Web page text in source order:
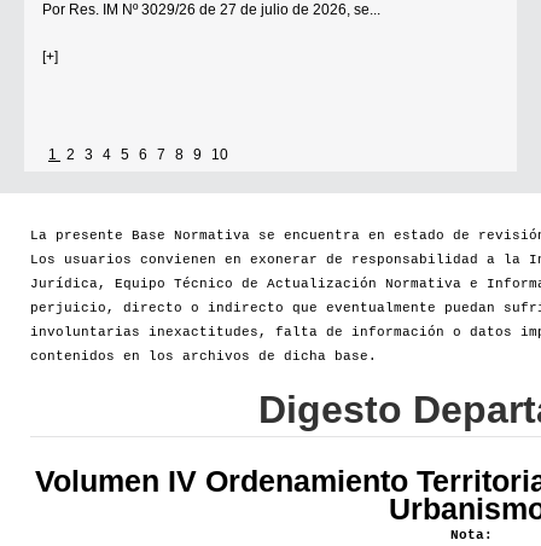
Por Res. IM Nº 3029/26 de 27 de julio de 2026, se...
[+]
1 2 3 4 5 6 7 8 9 10
La presente Base Normativa se encuentra en estado de
Los usuarios convienen en exonerar de responsabilidad a la
Jurídica, Equipo Técnico de Actualización Normativa e
perjuicio, directo o indirecto que eventualmente puedan
involuntarias inexactitudes, falta de información o datos
contenidos en los archivos de dicha base.
Digesto
Volumen IV Ordenamiento
Nota: